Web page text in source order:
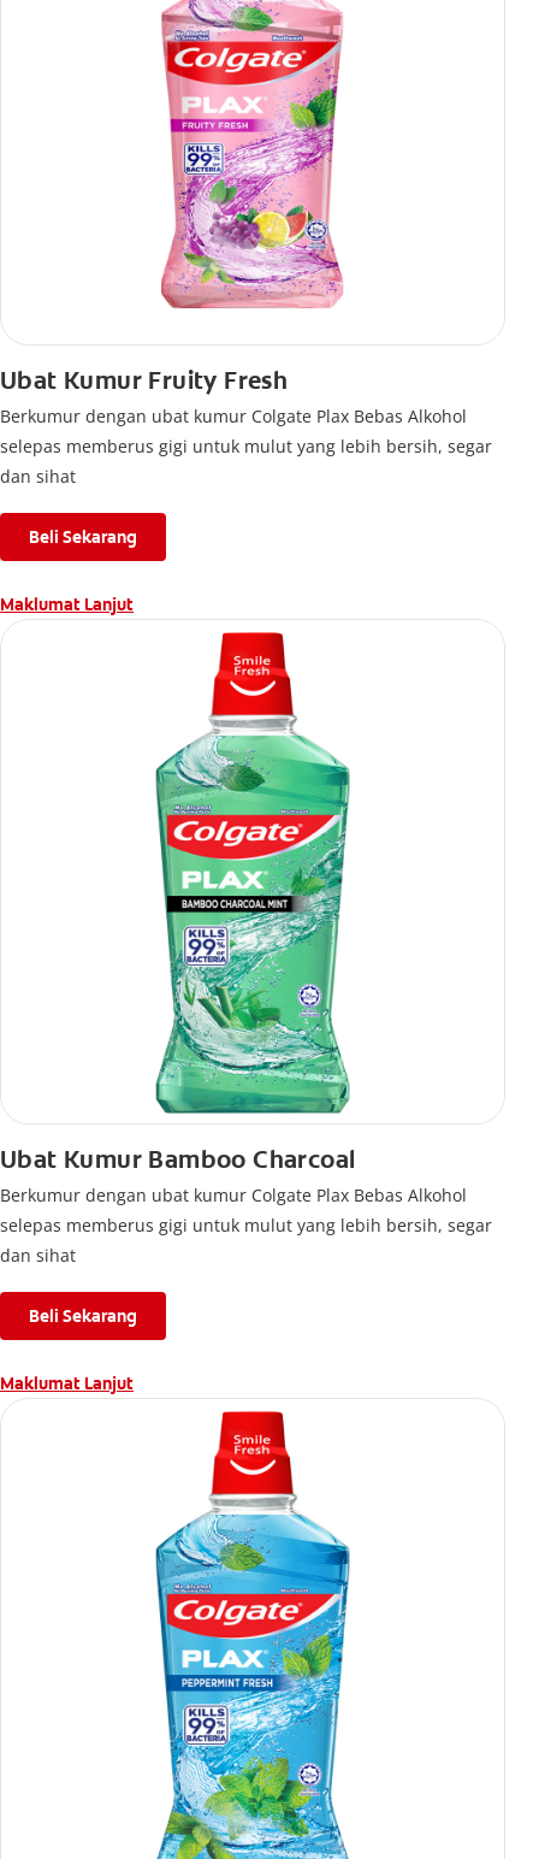
Ubat Kumur Fruity Fresh
Berkumur dengan ubat kumur Colgate Plax Bebas Alkohol
selepas memberus gigi untuk mulut yang lebih bersih, segar
dan sihat
Beli Sekarang
Maklumat Lanjut
Ubat Kumur Bamboo Charcoal
Berkumur dengan ubat kumur Colgate Plax Bebas Alkohol
selepas memberus gigi untuk mulut yang lebih bersih, segar
dan sihat
Beli Sekarang
Maklumat Lanjut